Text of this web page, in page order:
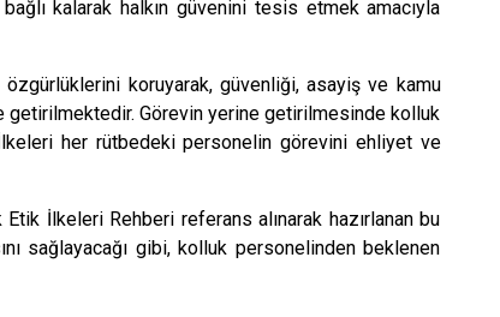
kalarak halkın güvenini tesis etmek amacıyla
koruyarak, güvenliği, asayiş ve kamu
getirilmektedir. Görevin yerine getirilmesinde kolluk
her rütbedeki personelin görevini ehliyet ve
İlkeleri Rehberi referans alınarak hazırlanan bu
sağlayacağı gibi, kolluk personelinden beklenen